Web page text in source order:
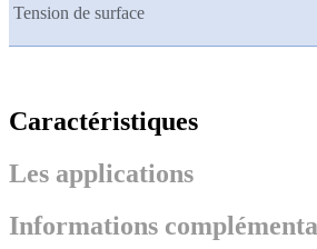
Tension de surface
Caractéristiques
Les applications
Informations